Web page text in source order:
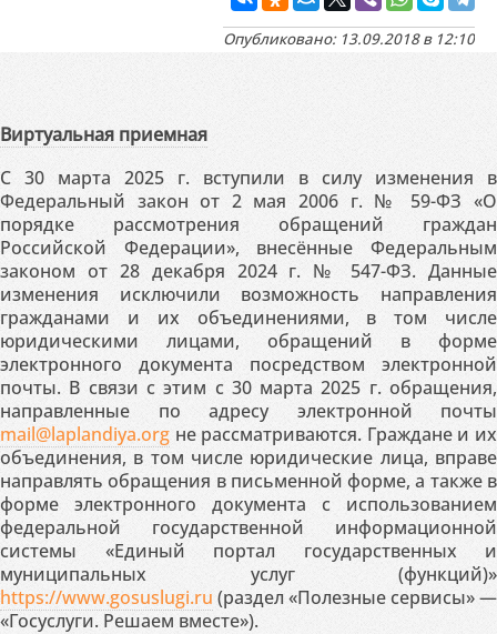
Опубликовано: 13.09.2018 в 12:10
Виртуальная приемная
С 30 марта 2025 г. вступили в силу изменения в
Федеральный закон от 2 мая 2006 г. № 59-ФЗ «О
порядке рассмотрения обращений граждан
Российской Федерации», внесённые Федеральным
законом от 28 декабря 2024 г. № 547-ФЗ. Данные
изменения исключили возможность направления
гражданами и их объединениями, в том числе
юридическими лицами, обращений в форме
электронного документа посредством электронной
почты. В связи с этим с 30 марта 2025 г. обращения,
направленные по адресу электронной почты
mail@laplandiya.org не рассматриваются. Граждане и их
объединения, в том числе юридические лица, вправе
направлять обращения в письменной форме, а также в
форме электронного документа с использованием
федеральной государственной информационной
системы «Единый портал государственных и
муниципальных услуг (функций)»
https://www.gosuslugi.ru (раздел «Полезные сервисы» —
«Госуслуги. Решаем вместе»).